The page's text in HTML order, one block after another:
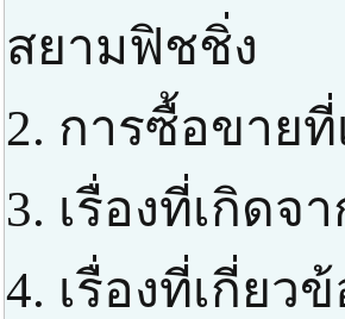
สยามฟิชชิ่ง
2. การซื้อขายที่
3. เรื่องที่เกิด
4. เรื่องที่เกี่ยว